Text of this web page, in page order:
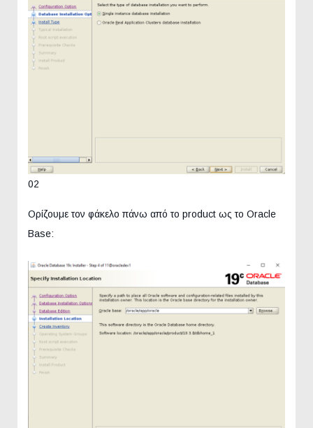
02
Ορίζουμε τον φάκελο πάνω από το product ως το Oracle
Base: